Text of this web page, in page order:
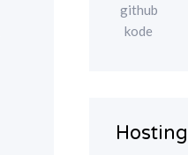
github
kode